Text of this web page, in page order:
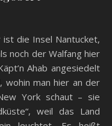
die Insel Nantucket,
noch der Walfang hier
Ahab angesiedelt
wohin man hier an der
York schaut – sie
weil das Land